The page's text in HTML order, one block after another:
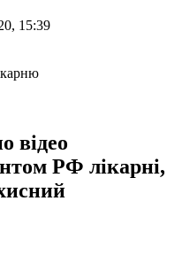
15:39
відео
РФ лікарні,